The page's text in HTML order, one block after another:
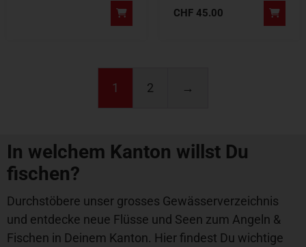
CHF 45.00
1 2 →
In welchem Kanton willst Du
fischen?
Durchstöbere unser grosses Gewässerverzeichnis
und entdecke neue Flüsse und Seen zum Angeln &
Fischen in Deinem Kanton. Hier findest Du wichtige